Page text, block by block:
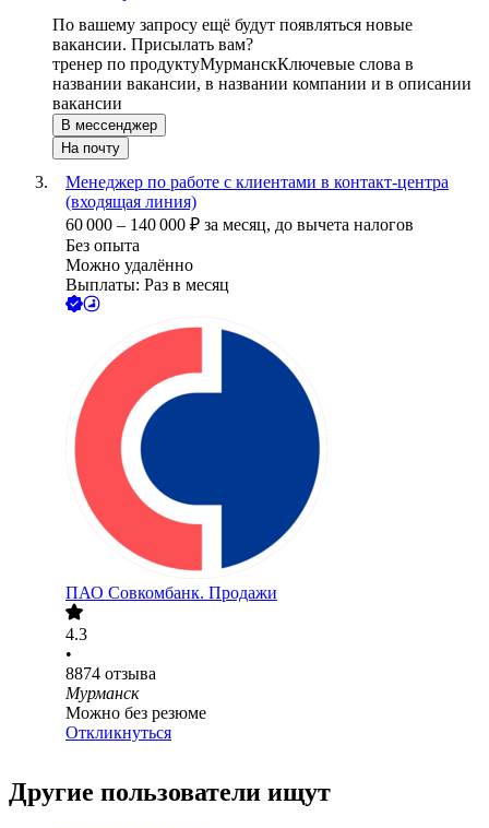
По вашему запросу ещё будут появляться новые
вакансии. Присылать вам?
тренер по продуктуМурманскКлючевые слова в
названии вакансии, в названии компании и в описании
вакансии
В мессенджер
На почту
Менеджер по работе с клиентами в контакт-центра
(входящая линия)
60 000 – 140 000 ₽ за месяц, до вычета налогов
Без опыта
Можно удалённо
Выплаты: Раз в месяц
ПАО Совкомбанк. Продажи
4.3
•
8874 отзыва
Мурманск
Можно без резюме
Откликнуться
Другие пользователи ищут